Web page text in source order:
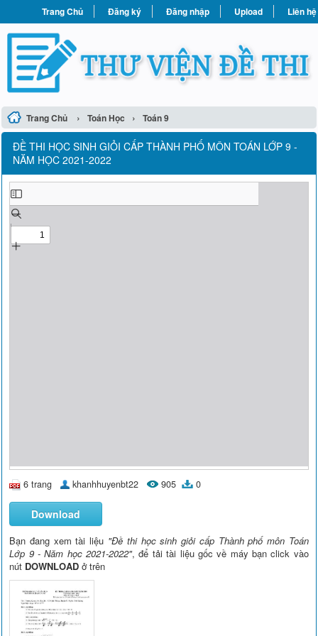
Trang Chủ Đăng ký Đăng nhập Upload Liên hệ
Trang Chủ › Toán Học › Toán 9
ĐỀ THI HỌC SINH GIỎI CẤP THÀNH PHỐ MÔN TOÁN LỚP 9 -
NĂM HỌC 2021-2022
6 trang khanhhuyenbt22 905 0
Download
Bạn đang xem tài liệu "Đề thi học sinh giỏi cấp Thành phố môn Toán
Lớp 9 - Năm học 2021-2022", để tải tài liệu gốc về máy bạn click vào
nút DOWNLOAD ở trên